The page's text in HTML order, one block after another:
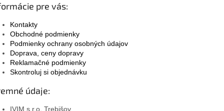
pre vás:
Kontakty
Obchodné podmienky
Podmienky ochrany osobných údajov
Doprava, ceny dopravy
Reklamačné podmienky
Skontroluj si objednávku
údaje:
IVIM s.r.o. Trebišov